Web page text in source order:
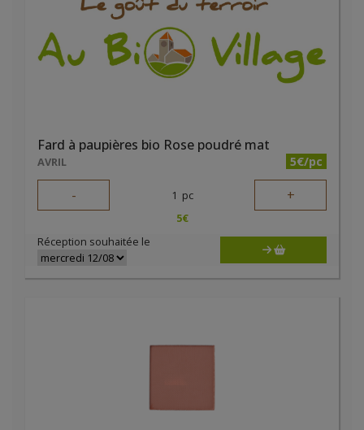
Fard à paupières bio Rose poudré mat
AVRIL 5€/pc
- 1 pc +
5€
Réception souhaitée le